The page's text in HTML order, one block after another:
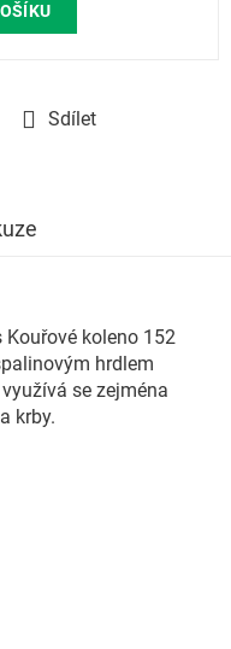
Sdílet
koleno 152
hrdlem
se zejména
krby.